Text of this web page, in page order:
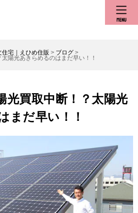
宅｜えひめ住販 > ブログ >
陽光あきらめるのはまだ早い！！
光買取中断！？太陽光
まだ早い！！